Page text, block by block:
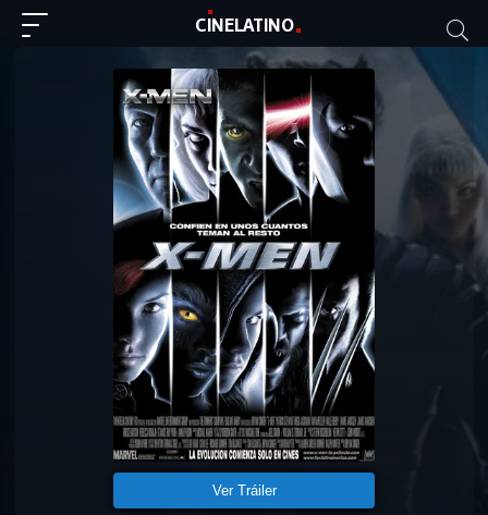
CINELATINO
Ver Tráiler